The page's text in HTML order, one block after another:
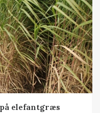
elefantgræs